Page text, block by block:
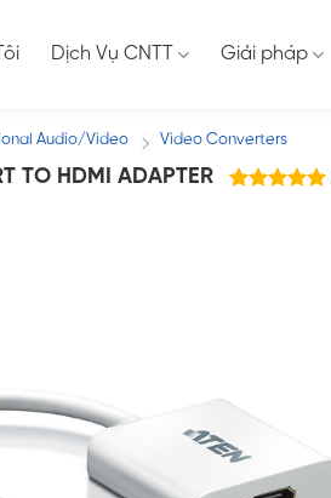
Dịch Vụ CNTT Giải pháp
Audio/Video / Video Converters
TO HDMI ADAPTER